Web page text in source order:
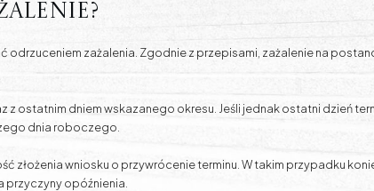
zażalenia. Zgodnie z przepisami, zażalenie na
ostatnim dniem wskazanego okresu. Jeśli jednak ostatni dzień
dnia roboczego.
złożenia wniosku o przywrócenie terminu. W takim przypadku
przyczyny opóźnienia.